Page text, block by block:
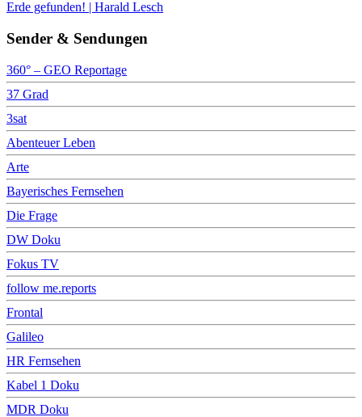
Erde gefunden! | Harald Lesch
Sender & Sendungen
360° – GEO Reportage
37 Grad
3sat
Abenteuer Leben
Arte
Bayerisches Fernsehen
Die Frage
DW Doku
Fokus TV
follow me.reports
Frontal
Galileo
HR Fernsehen
Kabel 1 Doku
MDR Doku